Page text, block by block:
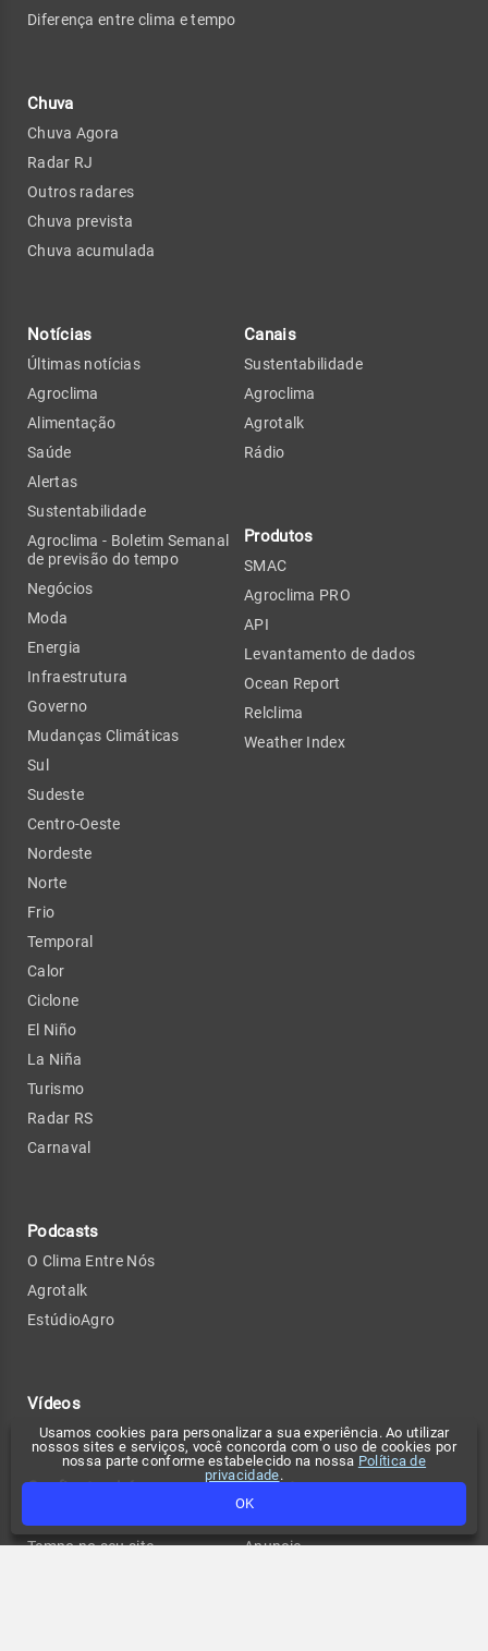
Usamos cookies para personalizar a sua experiência. Ao utilizar
nossos sites e serviços, você concorda com o uso de cookies por
nossa parte conforme estabelecido na nossa Política de
privacidade.
OK
Diferença entre clima e tempo
Chuva
Chuva Agora
Radar RJ
Outros radares
Chuva prevista
Chuva acumulada
Notícias
Últimas notícias
Agroclima
Alimentação
Saúde
Alertas
Sustentabilidade
Agroclima - Boletim Semanal
de previsão do tempo
Negócios
Moda
Energia
Infraestrutura
Governo
Mudanças Climáticas
Sul
Sudeste
Centro-Oeste
Nordeste
Norte
Frio
Temporal
Calor
Ciclone
El Niño
La Niña
Turismo
Radar RS
Carnaval
Podcasts
O Clima Entre Nós
Agrotalk
EstúdioAgro
Vídeos
Canais
Sustentabilidade
Agroclima
Agrotalk
Rádio
Produtos
SMAC
Agroclima PRO
API
Levantamento de dados
Ocean Report
Relclima
Weather Index
Confira também
Tempo no seu site
Contato
Anuncie